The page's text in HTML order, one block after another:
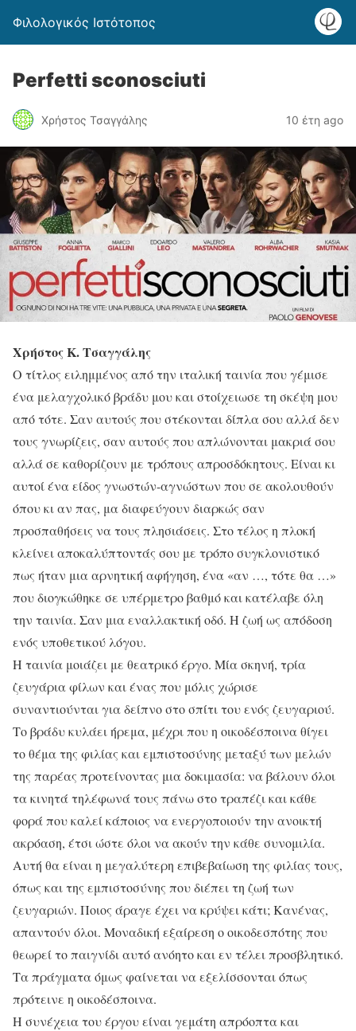
Φιλολογικός Ιστότοπος
Perfetti sconosciuti
Χρήστος Τσαγγάλης 10 έτη ago
Χρήστος Κ. Τσαγγάλης
Ο τίτλος ειλημμένος από την ιταλική ταινία που γέμισε
ένα μελαγχολικό βράδυ μου και στοίχειωσε τη σκέψη μου
από τότε. Σαν αυτούς που στέκονται δίπλα σου αλλά δεν
τους γνωρίζεις, σαν αυτούς που απλώνονται μακριά σου
αλλά σε καθορίζουν με τρόπους απροσδόκητους. Είναι κι
αυτοί ένα είδος γνωστών-αγνώστων που σε ακολουθούν
όπου κι αν πας, μα διαφεύγουν διαρκώς σαν
προσπαθήσεις να τους πλησιάσεις. Στο τέλος η πλοκή
κλείνει αποκαλύπτοντάς σου με τρόπο συγκλονιστικό
πως ήταν μια αρνητική αφήγηση, ένα «αν …, τότε θα …»
που διογκώθηκε σε υπέρμετρο βαθμό και κατέλαβε όλη
την ταινία. Σαν μια εναλλακτική οδό. Η ζωή ως απόδοση
ενός υποθετικού λόγου.
Η ταινία μοιάζει με θεατρικό έργο. Μία σκηνή, τρία
ζευγάρια φίλων και ένας που μόλις χώρισε
συναντιούνται για δείπνο στο σπίτι του ενός ζευγαριού.
Το βράδυ κυλάει ήρεμα, μέχρι που η οικοδέσποινα θίγει
το θέμα της φιλίας και εμπιστοσύνης μεταξύ των μελών
της παρέας προτείνοντας μια δοκιμασία: να βάλουν όλοι
τα κινητά τηλέφωνά τους πάνω στο τραπέζι και κάθε
φορά που καλεί κάποιος να ενεργοποιούν την ανοικτή
ακρόαση, έτσι ώστε όλοι να ακούν την κάθε συνομιλία.
Αυτή θα είναι η μεγαλύτερη επιβεβαίωση της φιλίας τους,
όπως και της εμπιστοσύνης που διέπει τη ζωή των
ζευγαριών. Ποιος άραγε έχει να κρύψει κάτι; Κανένας,
απαντούν όλοι. Μοναδική εξαίρεση ο οικοδεσπότης που
θεωρεί το παιγνίδι αυτό ανόητο και εν τέλει προσβλητικό.
Τα πράγματα όμως φαίνεται να εξελίσσονται όπως
πρότεινε η οικοδέσποινα.
Η συνέχεια του έργου είναι γεμάτη απρόοπτα και